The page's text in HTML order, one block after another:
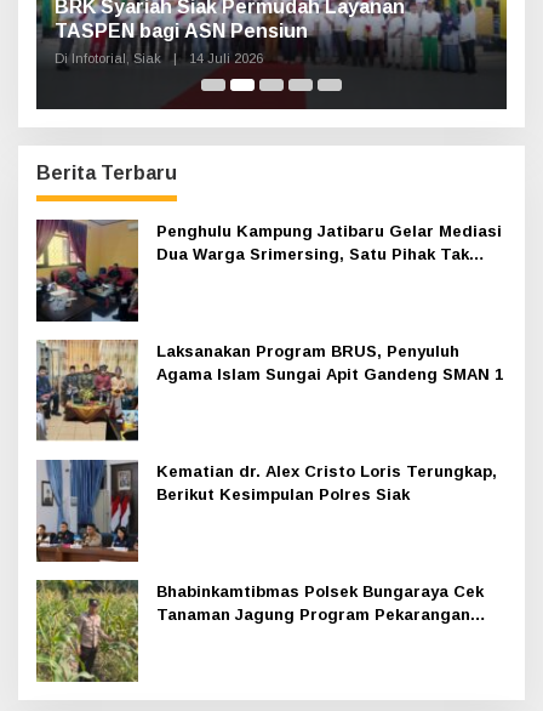
Haul Sultan Siak ke-60 Digelar, Bupati Afni
Ajak Masyarakat Lestarikan Sejarah
Kesultanan
Di Infotorial, Siak | 12 Juli 2026
Berita Terbaru
Penghulu Kampung Jatibaru Gelar Mediasi
Dua Warga Srimersing, Satu Pihak Tak
Laksanakan Program BRUS, Penyuluh
Agama Islam Sungai Apit Gandeng SMAN 1
Kematian dr. Alex Cristo Loris Terungkap,
Berikut Kesimpulan Polres Siak
Bhabinkamtibmas Polsek Bungaraya Cek
Tanaman Jagung Program Pekarangan